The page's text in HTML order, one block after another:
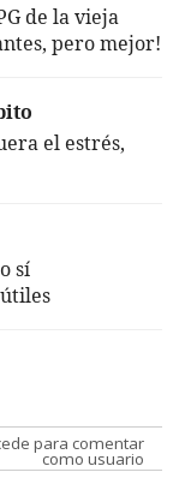
de la vieja
pero mejor!
el estrés,
sí
para comentar
como usuario